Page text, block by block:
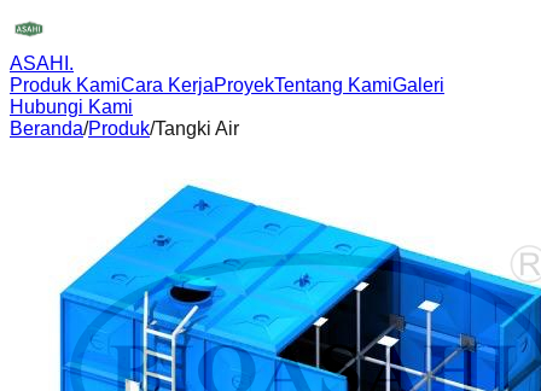
ASAHI .
Produk KamiCara KerjaProyekTentang KamiGaleri
Hubungi Kami
Beranda/Produk/Tangki Air